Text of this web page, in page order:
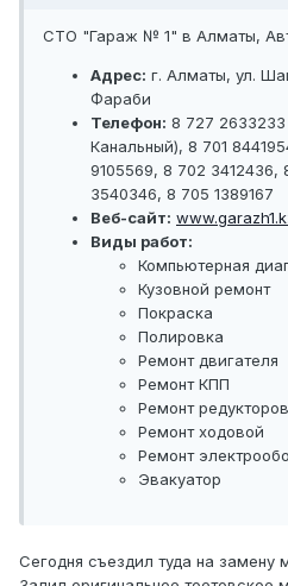
СТО "Гараж № 1" в Алматы,
Адрес: г. Алматы, ул.
Фараби
Телефон: 8 727
Канальный), 8 701
9105569, 8 702 3412436,
3540346, 8 705 1389167
Веб-сайт:
Виды работ:
Компьютерная
Кузовной ремонт
Покраска
Полировка
Ремонт двигателя
Ремонт КПП
Ремонт редукторов
Ремонт ходовой
Ремонт
Эвакуатор
Сегодня съездил туда на замену